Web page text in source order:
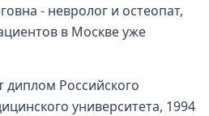
- невролог и остеопат,
в Москве уже
диплом Российского
университета, 1994